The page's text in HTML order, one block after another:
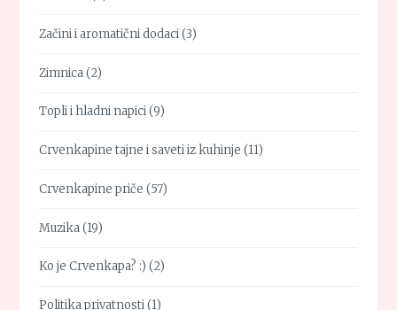
Začini i aromatični dodaci(3)
Zimnica(2)
Topli i hladni napici(9)
Crvenkapine tajne i saveti iz kuhinje (11)
Crvenkapine priče (57)
Muzika(19)
Ko je Crvenkapa? :) (2)
Politika privatnosti(1)